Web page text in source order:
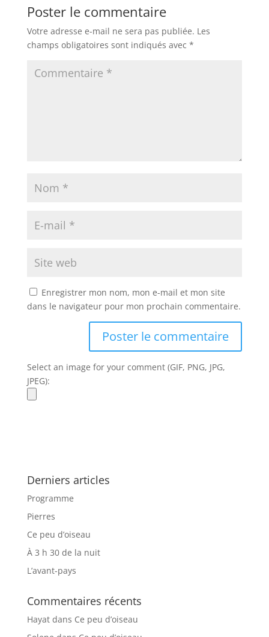
Poster le commentaire
Votre adresse e-mail ne sera pas publiée. Les
champs obligatoires sont indiqués avec *
Enregistrer mon nom, mon e-mail et mon site
dans le navigateur pour mon prochain commentaire.
Select an image for your comment (GIF, PNG, JPG,
JPEG):
Derniers articles
Programme
Pierres
Ce peu d’oiseau
À 3 h 30 de la nuit
L’avant-pays
Commentaires récents
Hayatdans Ce peu d’oiseau